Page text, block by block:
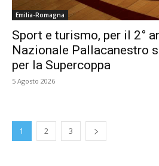
Emilia-Romagna
Sport e turismo, per il 2°
Nazionale Pallacanestro
per la Supercoppa
5 Agosto 2026
1 2 3